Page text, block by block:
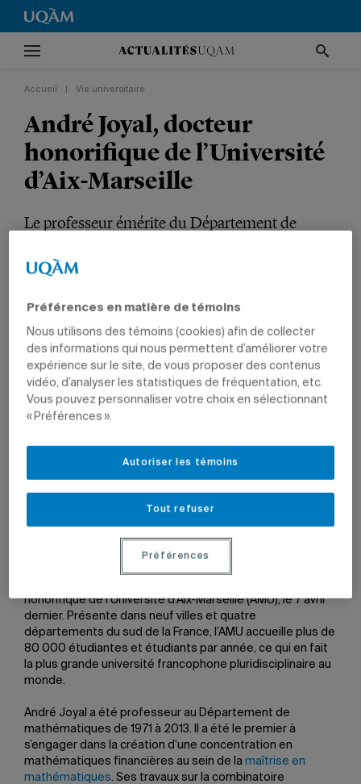
Accueil Vie universitaire
André Joyal, docteur
honorifique de l’Université
d’Aix-Marseille
Le professeur émérite du Département de
l’UQAM comme un centre d’excellence en
VIE UNIVERSITAIRE INTERNATIONAL
PRIX ET DISTINCTIONS
SCIENCES
PROFESSEURS
honorifique de l’Université d’Aix-Marseille (AMU), le 7 avril
dernier. Présente dans neuf villes et quatre
départements du sud de la France, l’AMU accueille plus de
80 000 étudiantes et étudiants par année, ce qui en fait
la plus grande université francophone pluridisciplinaire au
monde.
André Joyal a été professeur au Département de
mathématiques de 1971 à 2013. Il a été le premier à
s’engager dans la création d’une concentration en
mathématiques financières au sein de la maîtrise en
mathématiques. Ses travaux sur la combinatoire
Préférences en matière de témoins
Nous utilisons des témoins (cookies) afin de collecter
des informations qui nous permettent d’améliorer votre
expérience sur le site, de vous proposer des contenus
vidéo, d’analyser les statistiques de fréquentation, etc.
Vous pouvez personnaliser votre choix en sélectionnant
« Préférences ».
Tout refuser
Autoriser les témoins
Préférences